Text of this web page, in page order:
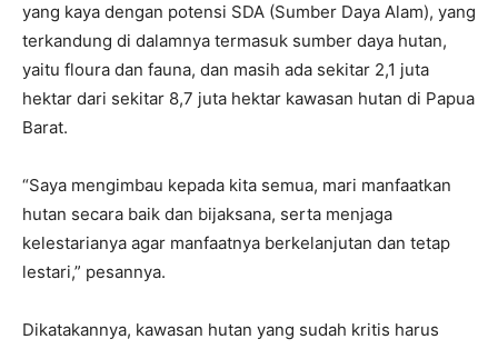
yang kaya dengan potensi SDA (Sumber Daya Alam), yang
terkandung di dalamnya termasuk sumber daya hutan,
yaitu floura dan fauna, dan masih ada sekitar 2,1 juta
hektar dari sekitar 8,7 juta hektar kawasan hutan di Papua
Barat.
“Saya mengimbau kepada kita semua, mari manfaatkan
hutan secara baik dan bijaksana, serta menjaga
kelestarianya agar manfaatnya berkelanjutan dan tetap
lestari,” pesannya.
Dikatakannya, kawasan hutan yang sudah kritis harus